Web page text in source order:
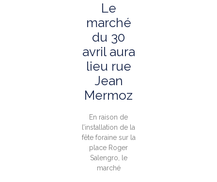
Le
marché
du 30
avril aura
lieu rue
Jean
Mermoz
En raison de
l’installation de la
fête foraine sur la
place Roger
Salengro, le
marché